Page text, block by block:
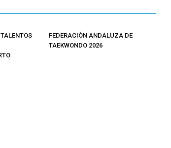
FEDERACIÓN ANDALUZA DE
TAEKWONDO 2026